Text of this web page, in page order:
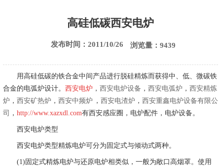
高硅低碳西安电炉
发布时间：2011/10/26 浏览量：9439
用高硅低碳的铁合金中间产品进行脱硅精炼而获得中、低、微碳铁
合金的电弧炉设计。 西安电炉 ， 西安电炉设备 ， 西安电弧炉 ， 西安精炼
炉 ， 西安矿热炉 ， 西安中频炉 ，西安电渣炉 ，西安重鑫电炉设备有限公
司 ， http://www.xazxdl.com有西安感应圈，电炉配件，电炉设备。
西安电炉类型
西安电炉类型精炼电炉可分为固定式与倾动式两种。
(1)固定式精炼电炉与还原电炉相类似，一般为敞口高烟罩。使用